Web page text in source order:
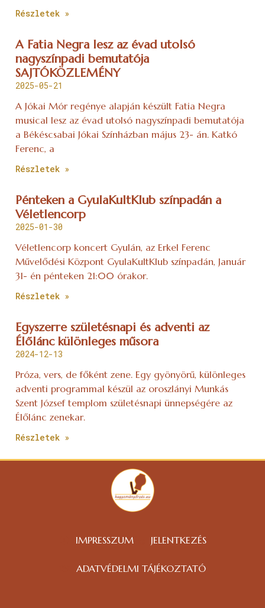
Részletek »
A Fatia Negra lesz az évad utolsó
nagyszínpadi bemutatója
SAJTÓKÖZLEMÉNY
2025-05-21
A Jókai Mór regénye alapján készült Fatia Negra
musical lesz az évad utolsó nagyszínpadi bemutatója
a Békéscsabai Jókai Színházban május 23- án. Katkó
Ferenc, a
Részletek »
Pénteken a GyulaKultKlub színpadán a
Véletlencorp
2025-01-30
Véletlencorp koncert Gyulán, az Erkel Ferenc
Művelődési Központ GyulaKultKlub színpadán, Január
31- én pénteken 21:00 órakor.
Részletek »
Egyszerre születésnapi és adventi az
Élőlánc különleges műsora
2024-12-13
Próza, vers, de főként zene. Egy gyönyörű, különleges
adventi programmal készül az oroszlányi Munkás
Szent József templom születésnapi ünnepségére az
Élőlánc zenekar.
Részletek »
IMPRESSZUM JELENTKEZÉS
ADATVÉDELMI TÁJÉKOZTATÓ